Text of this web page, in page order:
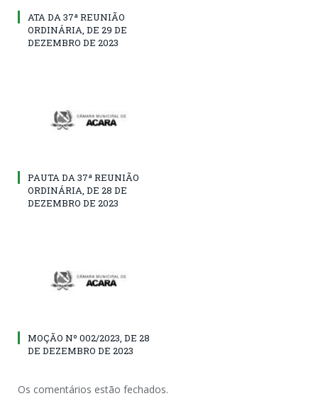
ATA DA 37ª REUNIÃO
ORDINÁRIA, DE 29 DE
DEZEMBRO DE 2023
PAUTA DA 37ª REUNIÃO
ORDINÁRIA, DE 28 DE
DEZEMBRO DE 2023
MOÇÃO Nº 002/2023, DE 28
DE DEZEMBRO DE 2023
Os comentários estão fechados.